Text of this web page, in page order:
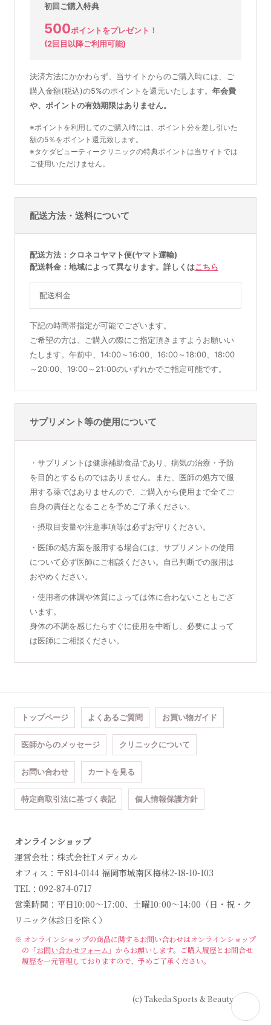
初回ご購入特典
500ポイントをプレゼント！
(2回目以降ご利用可能)
決済方法にかかわらず、当サイトからのご購入時には、ご
購入金額(税込)の5%のポイントを還元いたします。 年会費
や、ポイントの有効期限はありません。
※ポイントを利用してのご購入時には、ポイント分を差し引いた
額の5％をポイント還元致します。
※タケダビューティークリニックの特典ポイントは当サイトでは
ご使用いただけません。
配送方法・送料について
配送方法
クロネコヤマト便(ヤマト運輸)
配送料金
地域によって異なります。詳しくはこちら
配送料金
下記の時間帯指定が可能でございます。
ご希望の方は、ご購入の際にご指定頂きますようお願いい
たします。午前中、14:00～16:00、16:00～18:00、18:00
～20:00、19:00～21:00のいずれかでご指定可能です。
サプリメント等の使用について
・サプリメントは健康補助食品であり、病気の治療・予防
を目的とするものではありません。また、医師の処方で服
用する薬ではありませんので、ご購入から使用まで全てご
自身の責任となることを予めご了承ください。
・摂取目安量や注意事項等は必ずお守りください。
・医師の処方薬を服用する場合には、サプリメントの使用
について必ず医師にご相談ください。自己判断での服用は
おやめください。
・使用者の体調や体質によっては体に合わないこともござ
います。
身体の不調を感じたらすぐに使用を中断し、必要によって
は医師にご相談ください。
トップページ よくあるご質問 お買い物ガイド
医師からのメッセージ クリニックについて
お問い合わせ カートを見る
特定商取引法に基づく表記 個人情報保護方針
オンラインショップ
運営会社：株式会社Tメディカル
オフィス：〒814-0144 福岡市城南区梅林2-18-10-103
TEL：092-874-0717
営業時間：平日10:00～17:00、土曜10:00～14:00（日・祝・ク
リニック休診日を除く）
※ オンラインショップの商品に関するお問い合わせはオンラインショップ
の「お問い合わせフォーム 」からお願いします。 ご購入履歴とお問合せ
履歴を一元管理しておりますので、予めご了承ください。
(c) Takeda Sports & Beauty Clinic